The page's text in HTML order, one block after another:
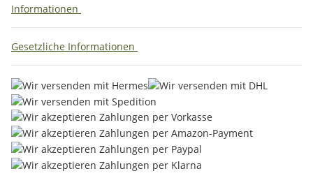
Informationen
Gesetzliche Informationen